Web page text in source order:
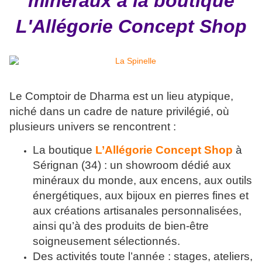
L'Allégorie Concept Shop
Le Comptoir de Dharma est un lieu atypique,
niché dans un cadre de nature privilégié, où
plusieurs univers se rencontrent :
La boutique L’Allégorie Concept Shop à
Sérignan (34) : un showroom dédié aux
minéraux du monde, aux encens, aux outils
énergétiques, aux bijoux en pierres fines et
aux créations artisanales personnalisées,
ainsi qu’à des produits de bien-être
soigneusement sélectionnés.
Des activités toute l’année : stages, ateliers,